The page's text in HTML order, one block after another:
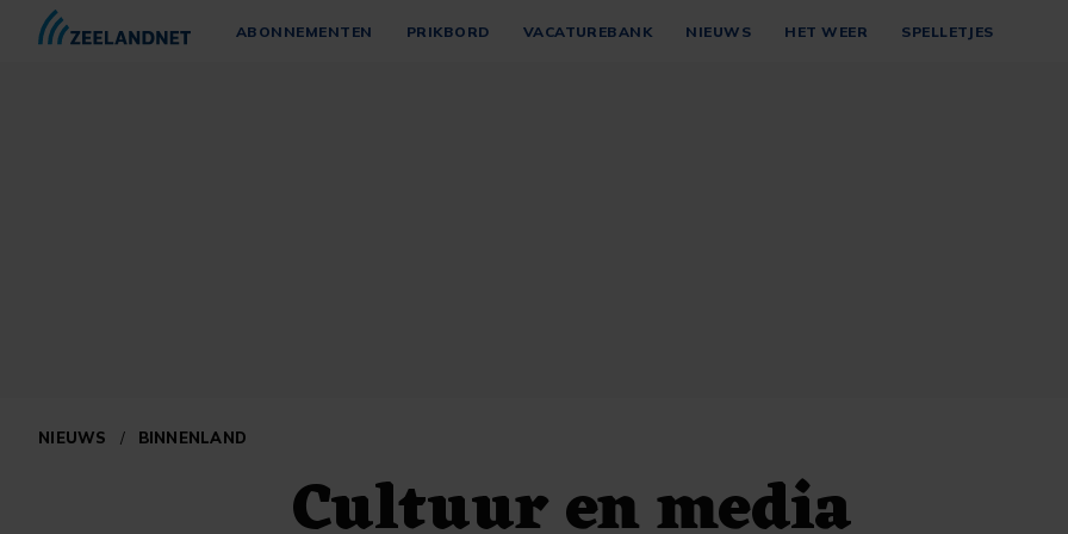
ABONNEMENTEN PRIKBORD VACATUREBANK NIEUWS HET WEER SPELLETJES
NIEUWS / BINNENLAND